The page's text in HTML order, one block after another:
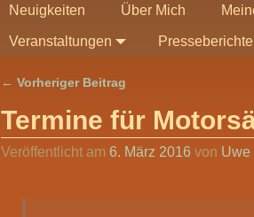
Neuigkeiten Über Mich
Veranstaltungen Presseberichte
← Vorheriger Beitrag
Termine für
Veröffentlicht am 6. März 2016 von Uwe